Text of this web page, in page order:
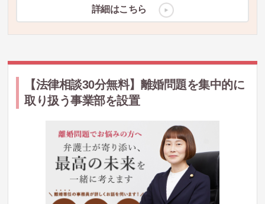
詳細はこちら
【法律相談30分無料】離婚問題を集中的に
取り扱う事業部を設置